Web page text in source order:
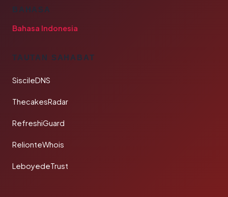
BAHASA
Bahasa Indonesia
TAUTAN SAHABAT
SiscileDNS
ThecakesRadar
RefreshiGuard
RelionteWhois
LeboyedeTrust